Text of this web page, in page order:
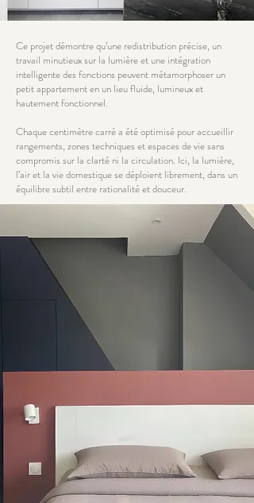
Ce projet démontre qu’une redistribution précise, un
travail minutieux sur la lumière et une intégration
intelligente des fonctions peuvent métamorphoser un
petit appartement en un lieu fluide, lumineux et
hautement fonctionnel.
Chaque centimètre carré a été optimisé pour accueillir
rangements, zones techniques et espaces de vie sans
compromis sur la clarté ni la circulation. Ici, la lumière,
l’air et la vie domestique se déploient librement, dans un
équilibre subtil entre rationalité et douceur.